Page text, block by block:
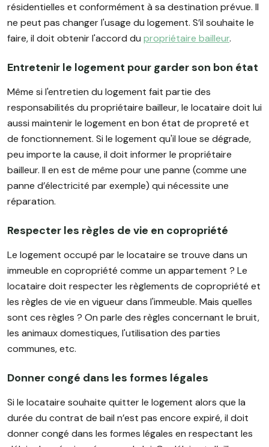
résidentielles et conformément à sa destination prévue. Il
ne peut pas changer l'usage du logement. S’il souhaite le
faire, il doit obtenir l'accord du propriétaire bailleur.
Entretenir le logement pour garder son bon état
Même si l'entretien du logement fait partie des
responsabilités du propriétaire bailleur, le locataire doit lui
aussi maintenir le logement en bon état de propreté et
de fonctionnement. Si le logement qu'il loue se dégrade,
peu importe la cause, il doit informer le propriétaire
bailleur. Il en est de même pour une panne (comme une
panne d’électricité par exemple) qui nécessite une
réparation.
Respecter les règles de vie en copropriété
Le logement occupé par le locataire se trouve dans un
immeuble en copropriété comme un appartement ? Le
locataire doit respecter les règlements de copropriété et
les règles de vie en vigueur dans l'immeuble. Mais quelles
sont ces règles ? On parle des règles concernant le bruit,
les animaux domestiques, l'utilisation des parties
communes, etc.
Donner congé dans les formes légales
Si le locataire souhaite quitter le logement alors que la
durée du contrat de bail n’est pas encore expiré, il doit
donner congé dans les formes légales en respectant les